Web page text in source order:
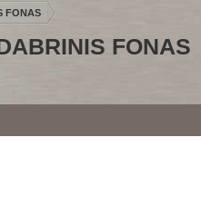
FONAS
FONAS